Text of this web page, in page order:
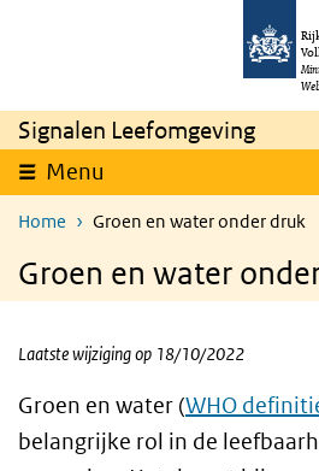
Signalen Leefomgeving
Menu
Home Groen en water onder druk
Groen en water
Laatste wijziging op 18/10/2022
Groen en water (WHO
belangrijke rol in de